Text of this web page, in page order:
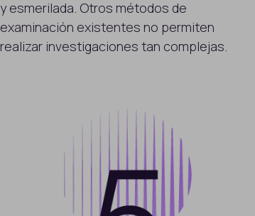
y esmerilada. Otros métodos de
examinación existentes no permiten
realizar investigaciones tan complejas.